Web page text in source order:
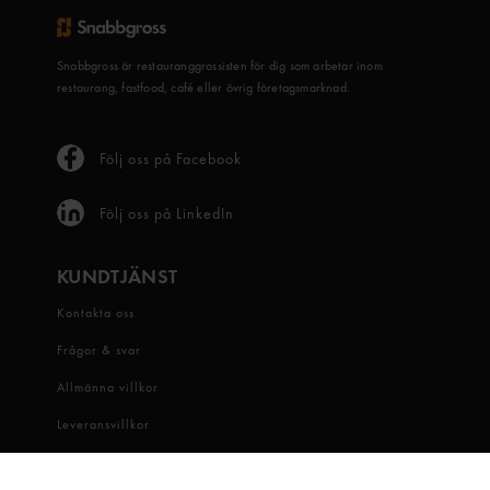
Snabbgross är restauranggrossisten för dig som arbetar inom
restaurang, fastfood, café eller övrig företagsmarknad.
Följ oss på Facebook
Följ oss på LinkedIn
KUNDTJÄNST
Kontakta oss
Frågor & svar
Allmänna villkor
Leveransvillkor